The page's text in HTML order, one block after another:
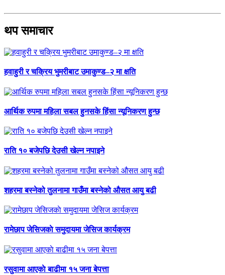
थप समाचार
हवाहुरी र चक्रिय भुमरीबाट उमाकुण्ड–२ मा क्षति
आर्थिक रुपमा महिला सबल हुनसके हिंसा न्यूनिकरण हुन्छ
राति १० बजेपछि देउसी खेल्न नपाइने
शहरमा बस्नेको तुलनामा गाउँमा बस्नेको औसत आयु बढी
रामेछाप जेसिजकाे समुदायमा जेसिज कार्यक्रम
रसुवामा आएकाे बाढीमा १५ जना बेपत्ता